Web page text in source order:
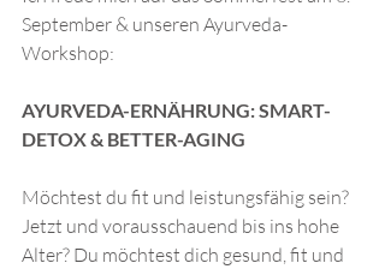
September & unseren Ayurveda-
Workshop:
AYURVEDA-ERNÄHRUNG: SMART-
DETOX & BETTER-AGING
Möchtest du fit und leistungsfähig sein?
Jetzt und vorausschauend bis ins hohe
Alter? Du möchtest dich gesund, fit und